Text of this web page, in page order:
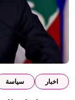
اخبار سياسة